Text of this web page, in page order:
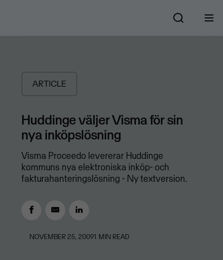
ARTICLE
Huddinge väljer Visma för sin
nya inköpslösning
Visma Proceedo levererar Huddinge
kommuns nya elektroniska inköp- och
fakturahanteringslösning - Ny textversion.
NOVEMBER 25, 20091 MIN READ